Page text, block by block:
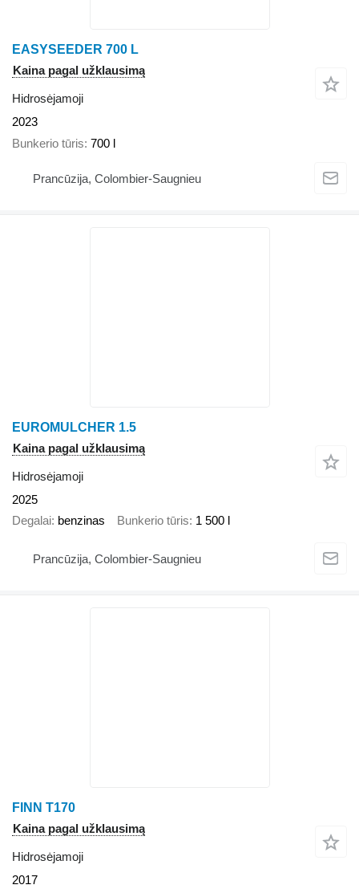
EASYSEEDER 700 L
Kaina pagal užklausimą
Hidrosėjamoji
2023
Bunkerio tūris 700 l
Prancūzija, Colombier-Saugnieu
EUROMULCHER 1.5
Kaina pagal užklausimą
Hidrosėjamoji
2025
Degalai benzinas Bunkerio tūris 1 500 l
Prancūzija, Colombier-Saugnieu
FINN T170
Kaina pagal užklausimą
Hidrosėjamoji
2017